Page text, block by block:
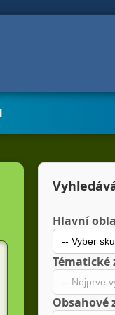
Hlavní
Tématické
Obsahové